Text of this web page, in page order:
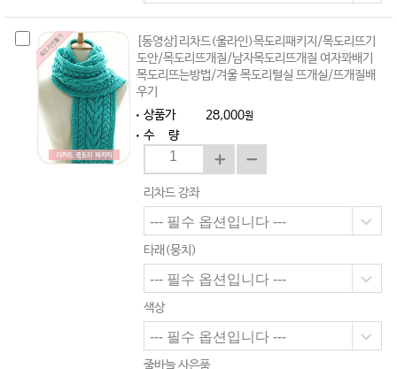
[동영상]리차드(울라인)목도리패키지/목도리뜨기
도안/목도리뜨개질/남자목도리뜨개질 여자꽈배기
목도리뜨는방법/겨울 목도리털실 뜨개실/뜨개질배
우기
상품가
28,000원
수 량
리차드 강좌
타래(뭉치)
색상
줄바늘 사은품